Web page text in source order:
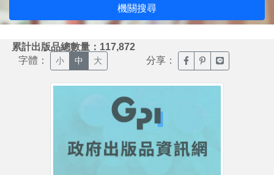
機關搜尋
累計出版品總數量：117,872
字體： 小 中 大 分享： 臉書分享(另開新視窗)
噗浪分享(另開新
Line分享(另